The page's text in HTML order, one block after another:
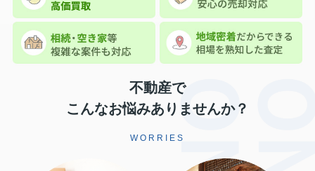
不動産で
こんなお悩みありませんか？
WORRIES